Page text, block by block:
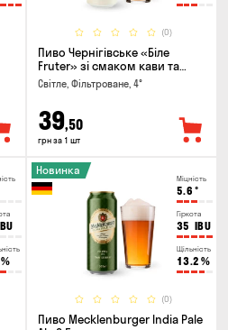
(0)
Пиво Чернігівське «Біле
Fruter» зі смаком кави та
апельсину 0.5л
Світле, Фільтроване, 4°
39,50
грн за 1 шт
%
Міцність
5.6 °
Гіркота
35 IBU
Щільність
13.2 %
(0)
Новинка
Пиво Mecklenburger India Pale